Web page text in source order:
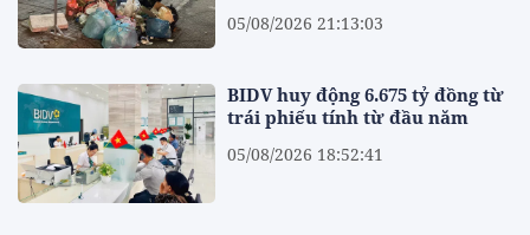
05/08/2026 21:13:03
BIDV huy động 6.675 tỷ đồng từ
trái phiếu tính từ đầu năm
05/08/2026 18:52:41